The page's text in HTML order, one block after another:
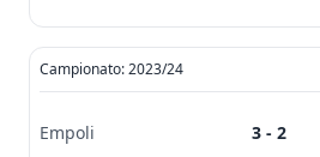
Campionato: 2023/24
Empoli 3 - 2